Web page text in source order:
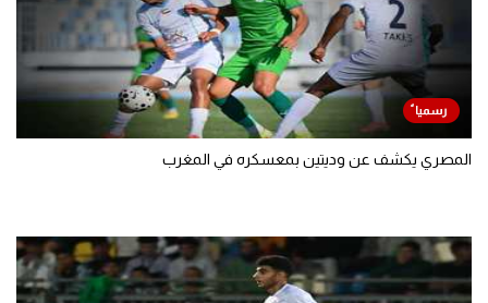
المصري يكشف عن وديتين بمعسكره في المغرب